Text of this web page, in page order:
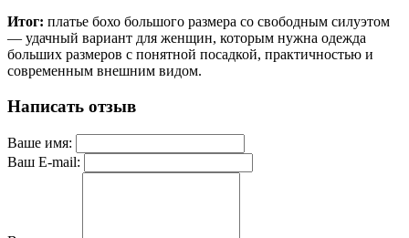
Итог: платье бохо большого размера со свободным силуэтом
— удачный вариант для женщин, которым нужна одежда
больших размеров с понятной посадкой, практичностью и
современным внешним видом.
Написать отзыв
Ваше имя:
Ваш E-mail: